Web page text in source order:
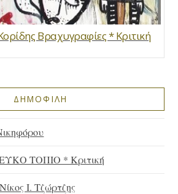
Βραχυγραφίες * Κριτική
ΔΗΜΟΦΙΛΗ
ΤΟΠΙΟ * Κριτική
Ι. Τζώρτζης